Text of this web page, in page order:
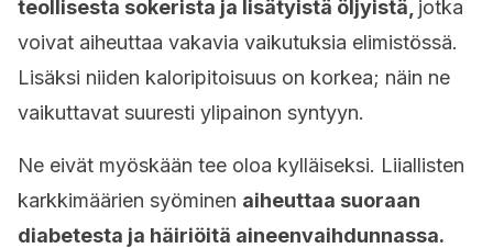
teollisesta sokerista ja lisätyistä öljyistä, jotka
voivat aiheuttaa vakavia vaikutuksia elimistössä.
Lisäksi niiden kaloripitoisuus on korkea; näin ne
vaikuttavat suuresti ylipainon syntyyn.
Ne eivät myöskään tee oloa kylläiseksi. Liiallisten
karkkimäärien syöminen aiheuttaa suoraan
diabetesta ja häiriöitä aineenvaihdunnassa.